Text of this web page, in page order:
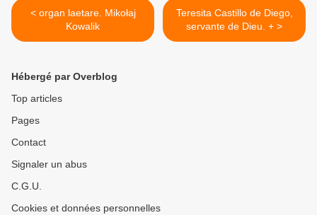
< organ laetare. Mikołaj
Kowalik
Teresita Castillo de Diego,
servante de Dieu. + >
Hébergé par Overblog
Top articles
Pages
Contact
Signaler un abus
C.G.U.
Cookies et données personnelles